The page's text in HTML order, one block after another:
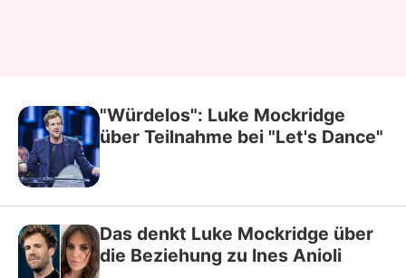
"Würdelos": Luke Mockridge
über Teilnahme bei "Let's Dance"
Das denkt Luke Mockridge über
die Beziehung zu Ines Anioli